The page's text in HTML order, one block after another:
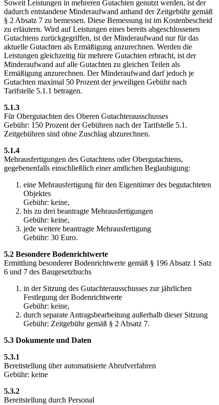
Soweit Leistungen in mehreren Gutachten genutzt werden, ist der
dadurch entstandene Minderaufwand anhand der Zeitgebühr gemäß
§ 2 Absatz 7 zu bemessen. Diese Bemessung ist im Kostenbescheid
zu erläutern. Wird auf Leistungen eines bereits abgeschlossenen
Gutachtens zurückgegriffen, ist der Minderaufwand nur für das
aktuelle Gutachten als Ermäßigung anzurechnen. Werden die
Leistungen gleichzeitig für mehrere Gutachten erbracht, ist der
Minderaufwand auf alle Gutachten zu gleichen Teilen als
Ermäßigung anzurechnen. Der Minderaufwand darf jedoch je
Gutachten maximal 50 Prozent der jeweiligen Gebühr nach
Tarifstelle 5.1.1 betragen.
5.1.3
Für Obergutachten des Oberen Gutachterausschusses
Gebühr: 150 Prozent der Gebühren nach der Tarifstelle 5.1.
Zeitgebühren sind ohne Zuschlag abzurechnen.
5.1.4
Mehrausfertigungen des Gutachtens oder Obergutachtens,
gegebenenfalls einschließlich einer amtlichen Beglaubigung:
eine Mehrausfertigung für den Eigentümer des begutachteten
Objektes
Gebühr: keine,
bis zu drei beantragte Mehrausfertigungen
Gebühr: keine,
jede weitere beantragte Mehrausfertigung
Gebühr: 30 Euro.
5.2 Besondere Bodenrichtwerte
Ermittlung besonderer Bodenrichtwerte gemäß § 196 Absatz 1 Satz
6 und 7 des Baugesetzbuchs
in der Sitzung des Gutachterausschusses zur jährlichen
Festlegung der Bodenrichtwerte
Gebühr: keine,
durch separate Antragsbearbeitung außerhalb dieser Sitzung
Gebühr: Zeitgebühr gemäß § 2 Absatz 7.
5.3 Dokumente und Daten
5.3.1
Bereitstellung über automatisierte Abrufverfahren
Gebühr: keine
5.3.2
Bereitstellung durch Personal